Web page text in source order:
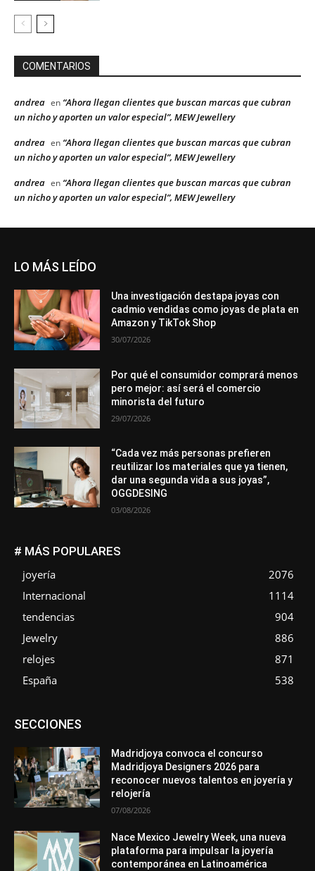
COMENTARIOS
andrea en “Ahora llegan clientes que buscan marcas que cubran
un nicho y aporten un valor especial”, MEW Jewellery
andrea en “Ahora llegan clientes que buscan marcas que cubran
un nicho y aporten un valor especial”, MEW Jewellery
andrea en “Ahora llegan clientes que buscan marcas que cubran
un nicho y aporten un valor especial”, MEW Jewellery
LO MÁS LEÍDO
Una investigación destapa joyas con
cadmio vendidas como joyas de plata en
Amazon y TikTok Shop
30/07/2026
Por qué el consumidor comprará menos
pero mejor: así será el comercio
minorista del futuro
29/07/2026
“Cada vez más personas prefieren
reutilizar los materiales que ya tienen,
dar una segunda vida a sus joyas”,
OGGDESING
03/08/2026
# MÁS POPULARES
joyería
2076
Internacional
1114
tendencias
904
Jewelry
886
relojes
871
España
538
SECCIONESAsociaciones
Entrevistas
Mundo Técnico
Novedades Opiniones
Perspectiva
Premios
Secciones Sin categoría
Más
Madridjoya convoca el concurso
Madridjoya Designers 2026 para
reconocer nuevos talentos en joyería y
relojería
07/08/2026
Nace Mexico Jewelry Week, una nueva
plataforma para impulsar la joyería
contemporánea en Latinoamérica